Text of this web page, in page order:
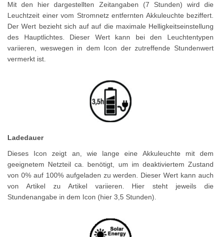
Mit den hier dargestellten Zeitangaben (7 Stunden) wird die
Leuchtzeit einer vom Stromnetz entfernten Akkuleuchte beziffert.
Der Wert bezieht sich auf auf die maximale Helligkeitseinstellung
des Hauptlichtes. Dieser Wert kann bei den Leuchtentypen
variieren, weswegen in dem Icon der zutreffende Stundenwert
vermerkt ist.
Ladedauer
Dieses Icon zeigt an, wie lange eine Akkuleuchte mit dem
geeignetem Netzteil ca. benötigt, um im deaktiviertem Zustand
von 0% auf 100% aufgeladen zu werden. Dieser Wert kann auch
von Artikel zu Artikel variieren. Hier steht jeweils die
Stundenangabe in dem Icon (hier 3,5 Stunden).